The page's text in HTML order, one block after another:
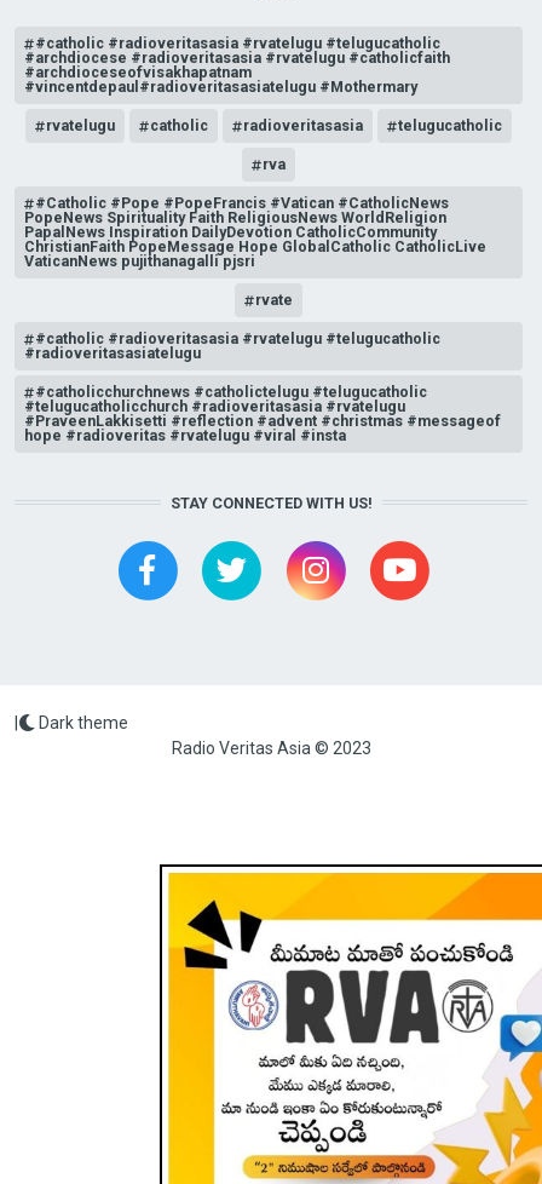
#catholic #radioveritasasia #rvatelugu #telugucatholic
#archdiocese #radioveritasasia #rvatelugu #catholicfaith
#archdioceseofvisakhapatnam
#vincentdepaul#radioveritasasiatelugu #Mothermary
rvatelugu catholic radioveritasasia telugucatholic
rva
#Catholic #Pope #PopeFrancis #Vatican #CatholicNews
PopeNews Spirituality Faith ReligiousNews WorldReligion
PapalNews Inspiration DailyDevotion CatholicCommunity
ChristianFaith PopeMessage Hope GlobalCatholic CatholicLive
VaticanNews pujithanagalli pjsri
rvate
#catholic #radioveritasasia #rvatelugu #telugucatholic
#radioveritasasiatelugu
#catholicchurchnews #catholictelugu #telugucatholic
#telugucatholicchurch #radioveritasasia #rvatelugu
#PraveenLakkisetti #reflection #advent #christmas #messageof
hope #radioveritas #rvatelugu #viral #insta
STAY CONNECTED WITH US!
Radio Veritas Asia © 2023
Dark theme